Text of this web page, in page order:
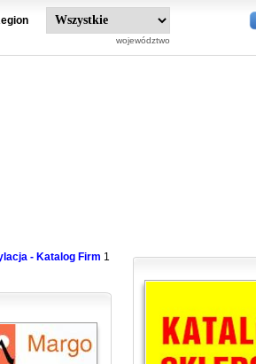
województwo
- Katalog Firm 1